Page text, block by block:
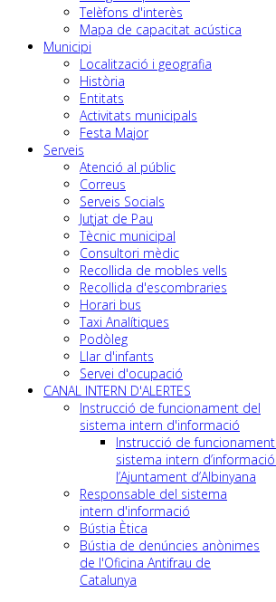
Telèfons d'interès
Mapa de capacitat acústica
Municipi
Localització i geografia
Història
Entitats
Activitats municipals
Festa Major
Serveis
Atenció al públic
Correus
Serveis Socials
Jutjat de Pau
Tècnic municipal
Consultori mèdic
Recollida de mobles vells
Recollida d'escombraries
Horari bus
Taxi Analítiques
Podòleg
Llar d'infants
Servei d'ocupació
CANAL INTERN D'ALERTES
Instrucció de funcionament del
sistema intern d'informació
Instrucció de
sistema intern
l’Ajuntament d’Albinyana
Responsable del sistema
intern d'informació
Bústia Ètica
Bústia de denúncies anònimes
de l'Oficina Antifrau de
Catalunya